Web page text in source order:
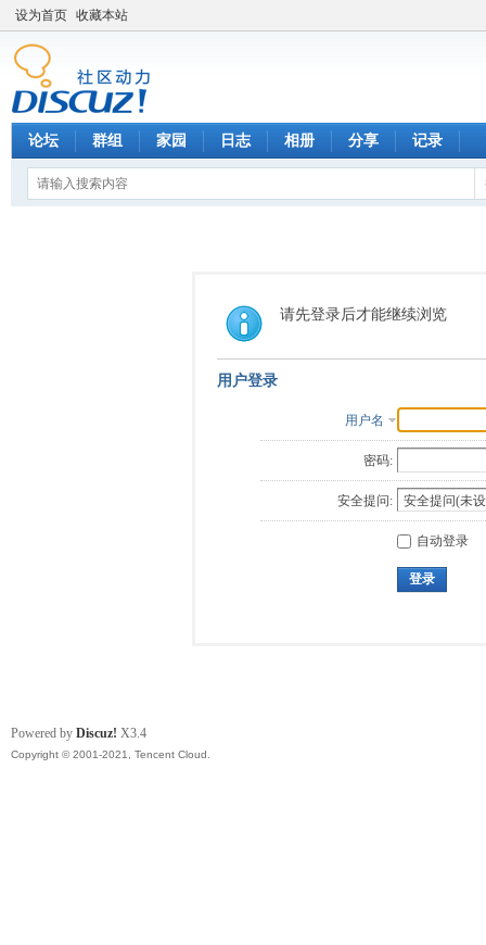
设为首页 收藏本站
论坛 群组 家园 日志 相册 分享 记录
请先登录后才能继续浏览
用户登录
用户名
密码:
安全提问:
自动登录
登录
Powered by Discuz! X3.4
Copyright © 2001-2021, Tencent Cloud.